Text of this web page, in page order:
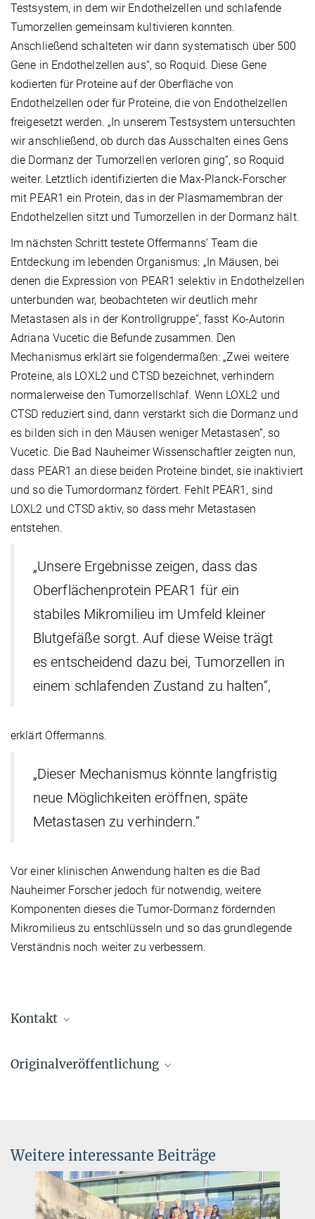
Testsystem, in dem wir Endothelzellen und schlafende
Tumorzellen gemeinsam kultivieren konnten.
Anschließend schalteten wir dann systematisch über 500
Gene in Endothelzellen aus“, so Roquid. Diese Gene
kodierten für Proteine auf der Oberfläche von
Endothelzellen oder für Proteine, die von Endothelzellen
freigesetzt werden. „In unserem Testsystem untersuchten
wir anschließend, ob durch das Ausschalten eines Gens
die Dormanz der Tumorzellen verloren ging“, so Roquid
weiter. Letztlich identifizierten die Max-Planck-Forscher
mit PEAR1 ein Protein, das in der Plasmamembran der
Endothelzellen sitzt und Tumorzellen in der Dormanz hält.
Im nächsten Schritt testete Offermanns‘ Team die
Entdeckung im lebenden Organismus: „In Mäusen, bei
denen die Expression von PEAR1 selektiv in Endothelzellen
unterbunden war, beobachteten wir deutlich mehr
Metastasen als in der Kontrollgruppe“, fasst Ko-Autorin
Adriana Vucetic die Befunde zusammen. Den
Mechanismus erklärt sie folgendermaßen: „Zwei weitere
Proteine, als LOXL2 und CTSD bezeichnet, verhindern
normalerweise den Tumorzellschlaf. Wenn LOXL2 und
CTSD reduziert sind, dann verstärkt sich die Dormanz und
es bilden sich in den Mäusen weniger Metastasen“, so
Vucetic. Die Bad Nauheimer Wissenschaftler zeigten nun,
dass PEAR1 an diese beiden Proteine bindet, sie inaktiviert
und so die Tumordormanz fördert. Fehlt PEAR1, sind
LOXL2 und CTSD aktiv, so dass mehr Metastasen
entstehen.
„Unsere Ergebnisse zeigen, dass das
Oberflächenprotein PEAR1 für ein
stabiles Mikromilieu im Umfeld kleiner
Blutgefäße sorgt. Auf diese Weise trägt
es entscheidend dazu bei, Tumorzellen in
einem schlafenden Zustand zu halten“,
erklärt Offermanns.
„Dieser Mechanismus könnte langfristig
neue Möglichkeiten eröffnen, späte
Metastasen zu verhindern.“
Vor einer klinischen Anwendung halten es die Bad
Nauheimer Forscher jedoch für notwendig, weitere
Komponenten dieses die Tumor-Dormanz fördernden
Mikromilieus zu entschlüsseln und so das grundlegende
Verständnis noch weiter zu verbessern.
Kontakt
+49 6032 705-1201
Originalveröffentlichung
Weitere interessante Beiträge